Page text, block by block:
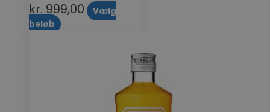
kr. 999,00
Vælg
beløb